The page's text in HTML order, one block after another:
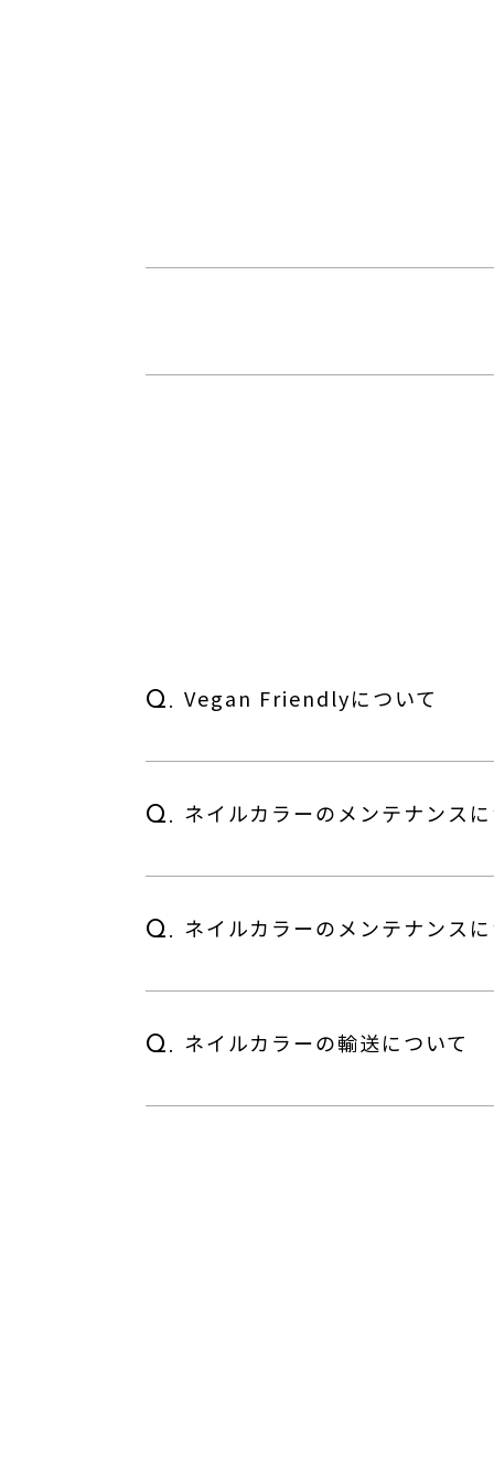
Q. Vegan Friendlyについて
Q. ネイルカラーのメンテナンス
Q. ネイルカラーのメンテナンス
Q. ネイルカラーの輸送について